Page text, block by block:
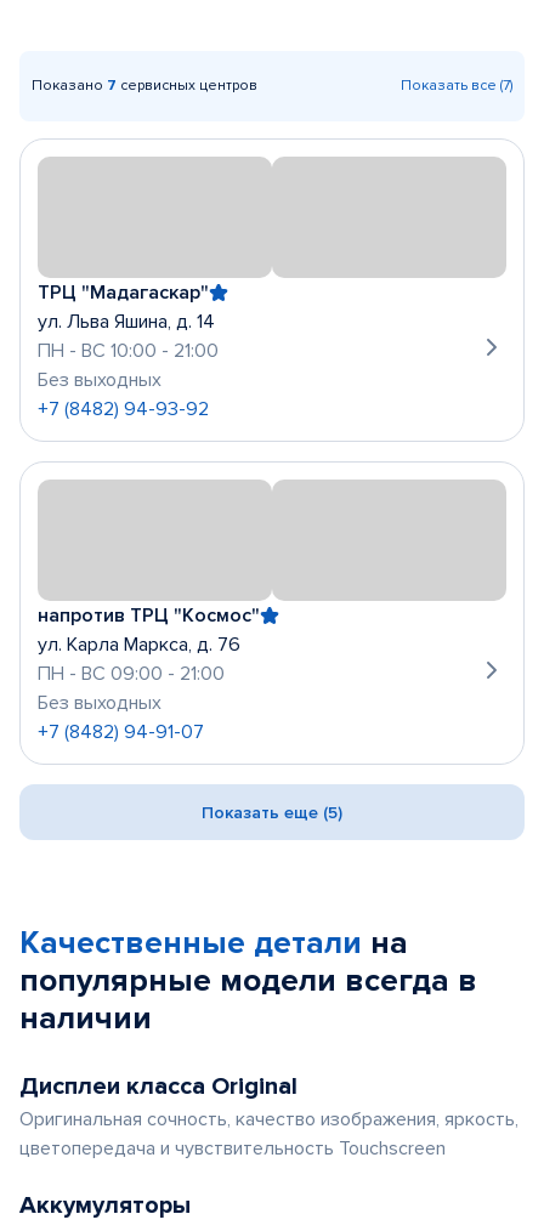
Показано 7 сервисных центров Показать все (7)
ТРЦ "Мадагаскар"
ул. Льва Яшина, д. 14
ПН - ВС 10:00 - 21:00
Без выходных
+7 (8482) 94-93-92
напротив ТРЦ "Космос"
ул. Карла Маркса, д. 76
ПН - ВС 09:00 - 21:00
Без выходных
+7 (8482) 94-91-07
Показать еще (5)
Качественные детали на
популярные модели всегда в
наличии
Дисплеи класса Original
Оригинальная сочность, качество изображения, яркость,
цветопередача и чувствительность Touchscreen
Аккумуляторы